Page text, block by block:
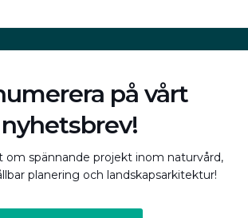
på vårt
nyhetsbrev!
om spännande projekt inom naturvård,
planering och landskapsarkitektur!